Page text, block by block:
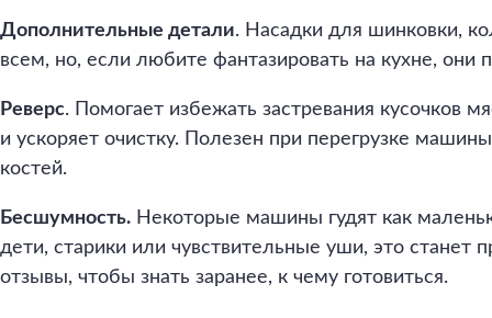
Дополнительные детали. Насадки для шинковки,
всем, но, если любите фантазировать на кухне, они
Реверс. Помогает избежать застревания кусочков
и ускоряет очистку. Полезен при перегрузке
костей.
Бесшумность. Некоторые машины гудят как
дети, старики или чувствительные уши, это станет
отзывы, чтобы знать заранее, к чему готовиться.